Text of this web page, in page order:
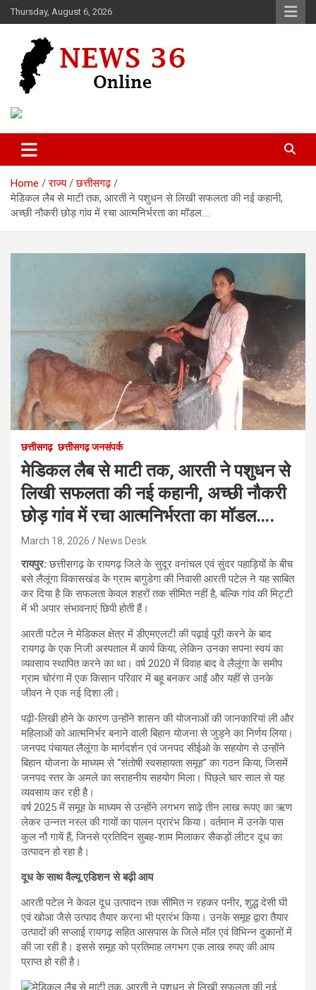
Skip
to
Thursday, August 6, 2026
News 36
Home राज्य
छत्तीसगढ़
मेडिकल लैब से माटी तक, आरती ने पशुधन से लिखी सफलता की नई कहानी,
अच्छी नौकरी छोड़ गांव में रचा आत्मनिर्भरता का मॉडल….
छत्तीसगढ़ छत्तीसगढ़ जनसंपर्क
मेडिकल लैब से माटी तक, आरती ने पशुधन से
लिखी सफलता की नई कहानी, अच्छी नौकरी
छोड़ गांव में रचा आत्मनिर्भरता का मॉडल….
March 18, 2026 News Desk
रायपुर:छत्तीसगढ़ के रायगढ़ जिले के सुदूर वनांचल एवं सुंदर पहाड़ियों के बीच
बसे लैलूंगा विकासखंड के ग्राम बागुडेगा की निवासी आरती पटेल ने यह साबित
कर दिया है कि सफलता केवल शहरों तक सीमित नहीं है, बल्कि गांव की मिट्टी
में भी अपार संभावनाएं छिपी होती हैं।
आरती पटेल ने मेडिकल क्षेत्र में डीएमएलटी की पढ़ाई पूरी करने के बाद
रायगढ़ के एक निजी अस्पताल में कार्य किया, लेकिन उनका सपना स्वयं का
व्यवसाय स्थापित करने का था। वर्ष 2020 में विवाह बाद वे लैलूंगा के समीप
ग्राम चोरंगा में एक किसान परिवार में बहू बनकर आईं और यहीं से उनके
जीवन ने एक नई दिशा ली।
पढ़ी-लिखी होने के कारण उन्होंने शासन की योजनाओं की जानकारियां ली और
महिलाओं को आत्मनिर्भर बनाने वाली बिहान योजना से जुड़ने का निर्णय लिया।
जनपद पंचायत लैलूंगा के मार्गदर्शन एवं जनपद सीईओ के सहयोग से उन्होंने
बिहान योजना के माध्यम से “संतोषी स्वसहायता समूह” का गठन किया, जिसमें
जनपद स्तर के अमले का सराहनीय सहयोग मिला। पिछ्ले चार साल से यह
व्यवसाय कर रही है।
वर्ष 2025 में समूह के माध्यम से उन्होंने लगभग साढ़े तीन लाख रूपए का ऋण
लेकर उन्नत नस्ल की गायों का पालन प्रारंभ किया। वर्तमान में उनके पास
कुल नौ गायें हैं, जिनसे प्रतिदिन सुबह-शाम मिलाकर सैकड़ों लीटर दूध का
उत्पादन हो रहा है।
दूध के साथ वैल्यू एडिशन से बढ़ी आय
आरती पटेल ने केवल दूध उत्पादन तक सीमित न रहकर पनीर, शुद्ध देसी घी
एवं खोआ जैसे उत्पाद तैयार करना भी प्रारंभ किया। उनके समूह द्वारा तैयार
उत्पादों की सप्लाई रायगढ़ सहित आसपास के जिले मॉल एवं विभिन्न दुकानों में
की जा रही है। इससे समूह को प्रतिमाह लगभग एक लाख रुपए की आय
प्राप्त हो रही है।